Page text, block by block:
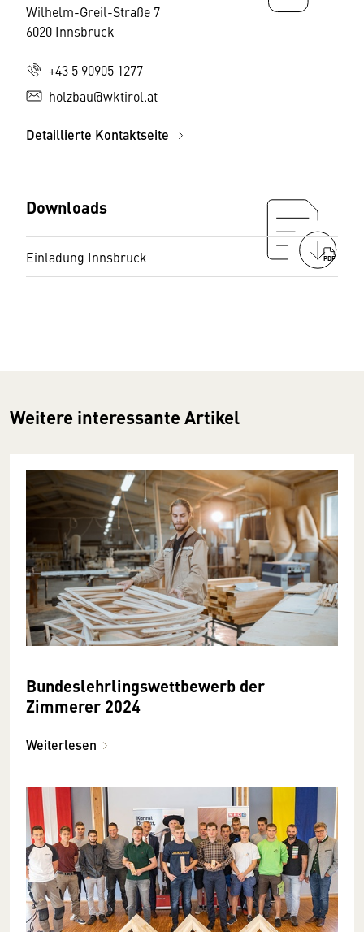
Wilhelm-Greil-Straße 7
6020 Innsbruck
+43 5 90905 1277
holzbau@wktirol.at
Detaillierte Kontaktseite
Downloads
Einladung Innsbruck PDF
Weitere interessante Artikel
Bundeslehrlings­wettbewerb der
Zimmerer 2024
Weiterlesen